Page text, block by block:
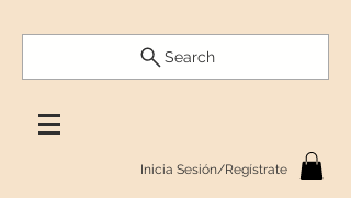
Search
Inicia Sesión/Regístrate